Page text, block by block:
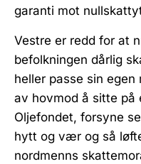
garanti mot
Vestre er redd for at
befolkningen dårlig
heller passe sin egen
av hovmod å sitte på
Oljefondet, forsyne
hytt og vær og så
nordmenns